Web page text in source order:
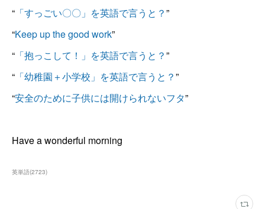
“ 「すっごい〇〇」を英語で言うと？”
“Keep up the good work”
“ 「抱っこして！」を英語で言うと？”
“ 「幼稚園＋小学校」を英語で言うと？”
“安全のために子供には開けられないフタ”
Have a wonderful morning
英単語(2723)